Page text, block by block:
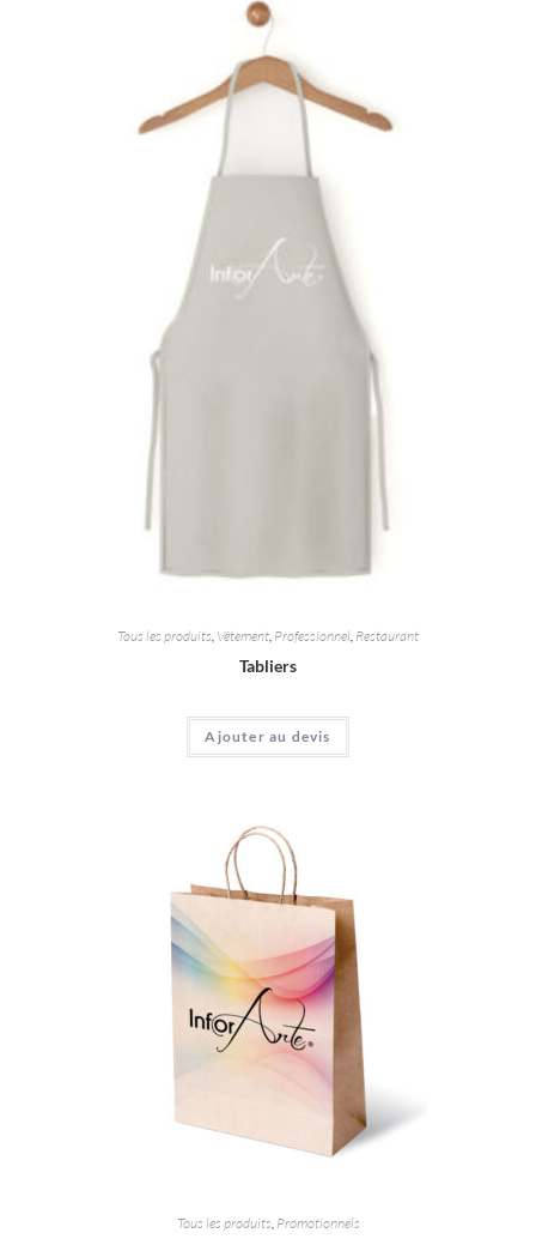
Tous les produits Vêtement Professionnel Restaurant
Tabliers
Ajouter au devis
Tous les produits, Promotionnels